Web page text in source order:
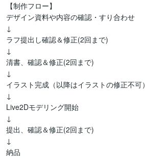
【制作フロー】
デザイン資料や内容の確認・すり合わせ
↓
ラフ提出し確認＆修正(2回まで)
↓
清書、確認＆修正(2回まで)
↓
イラスト完成（以降はイラストの修正不可）
↓
Live2Dモデリング開始
↓
提出、確認＆修正(2回まで)
↓
納品